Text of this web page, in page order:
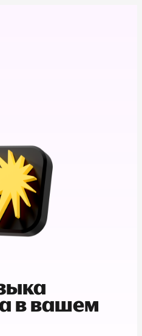
в вашем